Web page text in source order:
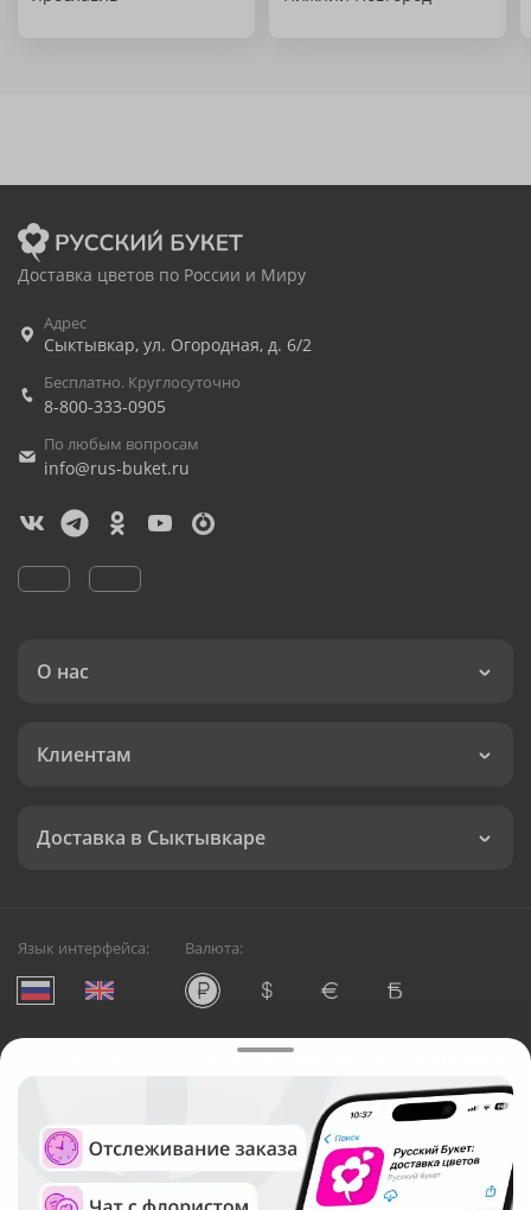
Доставка цветов по России и Миру
Адрес
Сыктывкар, ул. Огородная, д. 6/2
Бесплатно. Круглосуточно
8-800-333-0905
По любым вопросам
info@rus-buket.ru
О нас
Клиентам
Доставка в Сыктывкаре
Язык интерфейса: Валюта:
Служба круглосуточной доставки цветов в Сыктывкаре
Русский Букет, 2026
Общество с ограниченной ответственностью «Технология»
ОГРН: 1195476081745, ИНН: 5410081997
Юридический адрес: г. Новосибирск, ул. Ипподромская,
д.42, оф. 3